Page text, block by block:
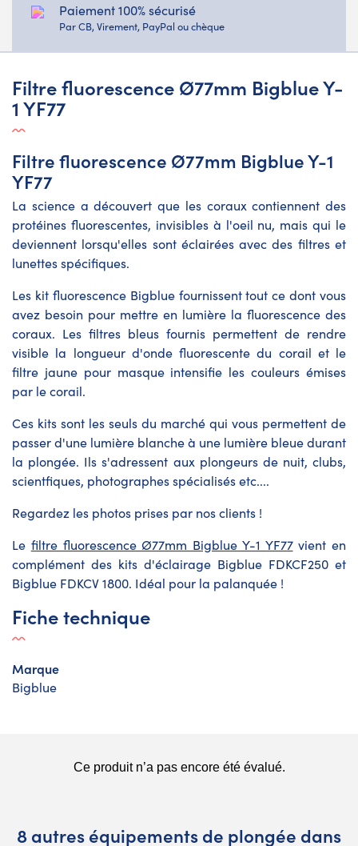
Paiement 100% sécurisé
Par CB, Virement, PayPal ou chèque
Filtre fluorescence Ø77mm Bigblue Y-
1 YF77
Filtre fluorescence Ø77mm Bigblue Y-1
YF77
La science a découvert que les coraux contiennent des
protéines fluorescentes, invisibles à l'oeil nu, mais qui le
deviennent lorsqu'elles sont éclairées avec des filtres et
lunettes spécifiques.
Les kit fluorescence Bigblue fournissent tout ce dont vous
avez besoin pour mettre en lumière la fluorescence des
coraux. Les filtres bleus fournis permettent de rendre
visible la longueur d'onde fluorescente du corail et le
filtre jaune pour masque intensifie les couleurs émises
par le corail.
Ces kits sont les seuls du marché qui vous permettent de
passer d'une lumière blanche à une lumière bleue durant
la plongée. Ils s'adressent aux plongeurs de nuit, clubs,
scientfiques, photographes spécialisés etc....
Regardez les photos prises par nos clients !
Le filtre fluorescence Ø77mm Bigblue Y-1 YF77vient en
complément des kits d'éclairage Bigblue FDKCF250 et
Bigblue FDKCV 1800. Idéal pour la palanquée !
Fiche technique
Marque
Bigblue
8 autres équipements de plongée dans